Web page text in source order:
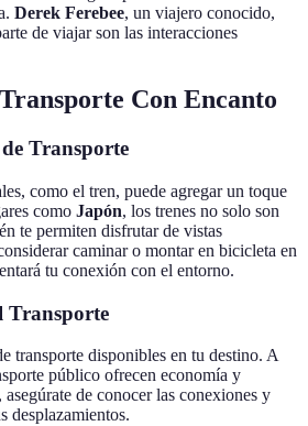
Derek Ferebee, un viajero conocido,
de viajar son las interacciones
Con Encanto
Transporte
como el tren, puede agregar un toque
como Japón, los trenes no solo son
te permiten disfrutar de vistas
caminar o montar en bicicleta en
tu conexión con el entorno.
Transporte
transporte disponibles en tu destino. A
público ofrecen economía y
de conocer las conexiones y
desplazamientos.